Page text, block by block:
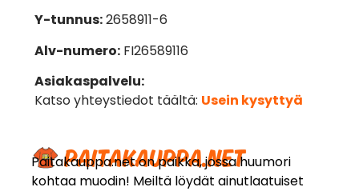
Paitakauppa.net on paikka, jossa huumori
kohtaa muodin! Meiltä löydät ainutlaatuiset
Y-tunnus:2658911-6
Alv-numero:FI26589116
Asiakaspalvelu:
Katso yhteystiedot täältä: Usein kysyttyä